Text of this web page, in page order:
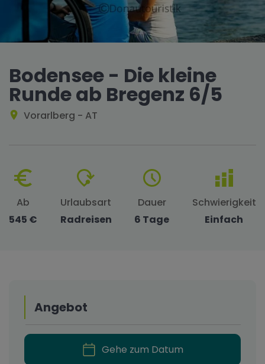
Bodensee - Die kleine
Runde ab Bregenz 6/5
Vorarlberg - AT
Ab
545 €
Urlaubsart
Radreisen
Dauer
6 Tage
Schwierigkeit
Einfach
Angebot
Gehe zum Datum